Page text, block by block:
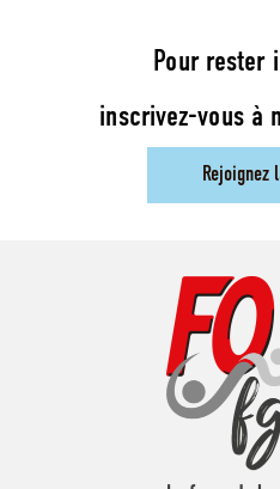
Pour rester
inscrivez-vous à
Rejoignez